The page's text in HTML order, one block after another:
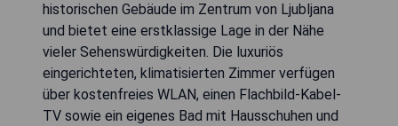
historischen Gebäude im Zentrum von Ljubljana
und bietet eine erstklassige Lage in der Nähe
vieler Sehenswürdigkeiten. Die luxuriös
eingerichteten, klimatisierten Zimmer verfügen
über kostenfreies WLAN, einen Flachbild-Kabel-
TV sowie ein eigenes Bad mit Hausschuhen und